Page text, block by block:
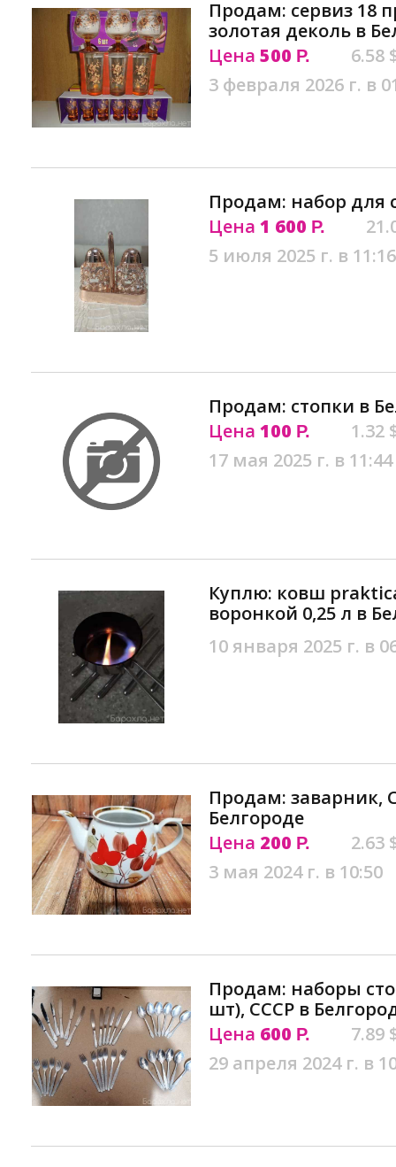
Продам: сервиз 18
золотая деколь в
Цена 500 Р.
6.58
3 февраля 2026 г. в
Продам: набор для
Цена 1 600 Р.
5 июля 2025 г. в 11:16
Продам: стопки в
Цена 100 Р.
1.32
17 мая 2025 г. в 11:44
Куплю: ковш
воронкой 0,25 л в
10 января 2025 г. в
Продам: заварник,
Белгороде
Цена 200 Р.
2.63
3 мая 2024 г. в 10:50
Продам: наборы
шт), СССР в
Цена 600 Р.
7.89
29 апреля 2024 г. в